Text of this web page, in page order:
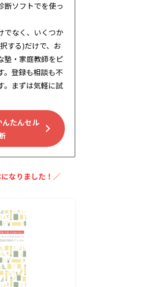
断ソフトでを使っ
でなく、いくつか
する)だけで、お
塾・家庭教師をピ
。登録も相談も不
。まずは気軽に試
んたんセル
なりました！／